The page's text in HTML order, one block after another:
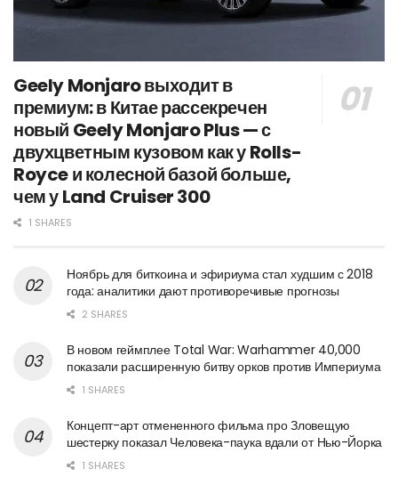
Geely Monjaro выходит в
премиум: в Китае рассекречен
новый Geely Monjaro Plus — с
двухцветным кузовом как у Rolls-
Royce и колесной базой больше,
чем у Land Cruiser 300
1 SHARES
Ноябрь для биткоина и эфириума стал худшим с 2018
года: аналитики дают противоречивые прогнозы
2 SHARES
В новом геймплее Total War: Warhammer 40,000
показали расширенную битву орков против Империума
1 SHARES
Концепт-арт отмененного фильма про Зловещую
шестерку показал Человека-паука вдали от Нью-Йорка
1 SHARES